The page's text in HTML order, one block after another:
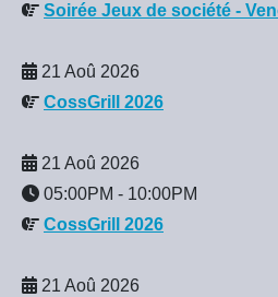
Soirée Jeux de société -
21 Aoû 2026
CossGrill 2026
21 Aoû 2026
05:00PM - 10:00PM
CossGrill 2026
21 Aoû 2026